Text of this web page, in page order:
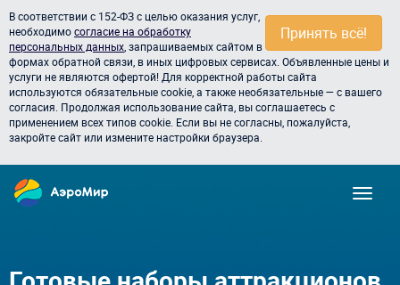
Принять всё!
В соответствии с 152-ФЗ с целью оказания услуг,
необходимосогласие на обработку
персональных данных , запрашиваемых сайтом в
формах обратной связи, в иных цифровых сервисах. Объявленные цены и
услуги не являются офертой! Для корректной работы сайта
используются обязательные cookie, а также необязательные — с вашего
согласия. Продолжая использование сайта, вы соглашаетесь с
применением всех типов cookie. Если вы не согласны, пожалуйста,
закройте сайт или измените настройки браузера.